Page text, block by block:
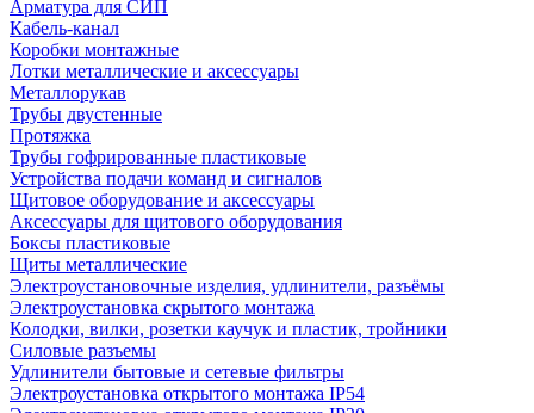
Арматура для СИП
Кабель-канал
Коробки монтажные
Лотки металлические и аксессуары
Металлорукав
Трубы двустенные
Протяжка
Трубы гофрированные пластиковые
Устройства подачи команд и сигналов
Щитовое оборудование и аксессуары
Аксессуары для щитового оборудования
Боксы пластиковые
Щиты металлические
Электроустановочные изделия, удлинители, разъёмы
Электроустановка скрытого монтажа
Колодки, вилки, розетки каучук и пластик, тройники
Силовые разъемы
Удлинители бытовые и сетевые фильтры
Электроустановка открытого монтажа IP54